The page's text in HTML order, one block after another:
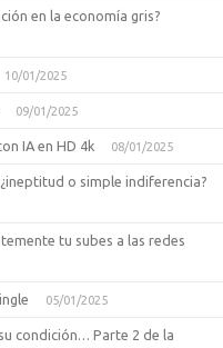
en la economía gris?
10/01/2025
09/01/2025
IA en HD 4k 08/01/2025
o simple indiferencia?
tu subes a las redes
05/01/2025
condición… Parte 2 de la